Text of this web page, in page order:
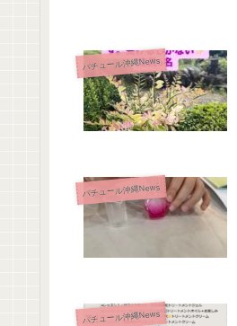
パチュール沖縄News
パチュール沖縄News
パチュール沖縄News